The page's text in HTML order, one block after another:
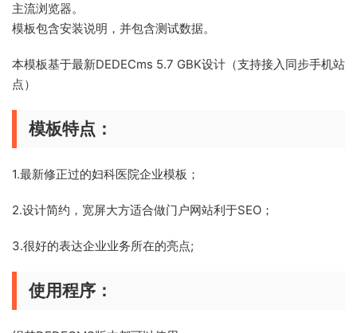
主流浏览器。
模板包含安装说明，并包含测试数据。
本模板基于最新DEDECms 5.7 GBK设计（支持接入同步手机站
点）
模板特点：
1.最新修正过的妇科医院企业模板；
2.设计简约，宽屏大方适合做门户网站利于SEO；
3.很好的表达企业业务所在的亮点;
使用程序：